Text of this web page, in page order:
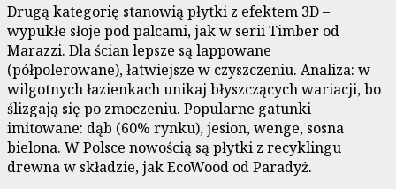
Drugą kategorię stanowią płytki z efektem 3D –
wypukłe słoje pod palcami, jak w serii Timber od
Marazzi. Dla ścian lepsze są lappowane
(półpolerowane), łatwiejsze w czyszczeniu. Analiza: w
wilgotnych łazienkach unikaj błyszczących wariacji, bo
ślizgają się po zmoczeniu. Popularne gatunki
imitowane: dąb (60% rynku), jesion, wenge, sosna
bielona. W Polsce nowością są płytki z recyklingu
drewna w składzie, jak EcoWood od Paradyż.